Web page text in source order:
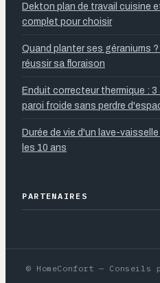
Dekton plan de travail cuisine
complet pour choisir
Quand planter ses géraniums
réussir sa floraison
Enduit correcteur thermique :
paroi froide sans perdre
Durée de vie d'un lave-
les 10 ans
PARTENAIRES
© HomeConfort —